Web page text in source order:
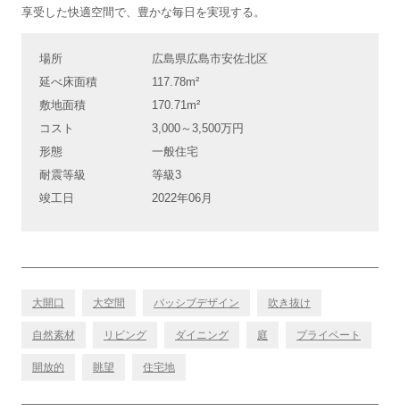
享受した快適空間で、豊かな毎日を実現する。
場所
広島県広島市安佐北区
延べ床面積
117.78m²
敷地面積
170.71m²
コスト
3,000～3,500万円
形態
一般住宅
耐震等級
等級3
竣工日
2022年06月
大開口 大空間 パッシブデザイン 吹き抜け
自然素材 リビング ダイニング 庭 プライベート
開放的 眺望 住宅地